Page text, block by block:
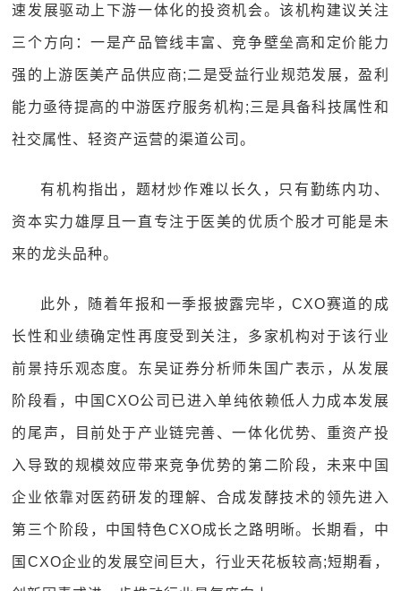
速发展驱动上下游一体化的投资机会。该机构建议关注
三个方向：一是产品管线丰富、竞争壁垒高和定价能力
强的上游医美产品供应商;二是受益行业规范发展，盈利
能力亟待提高的中游医疗服务机构;三是具备科技属性和
社交属性、轻资产运营的渠道公司。
有机构指出，题材炒作难以长久，只有勤练内功、
资本实力雄厚且一直专注于医美的优质个股才可能是未
来的龙头品种。
此外，随着年报和一季报披露完毕，CXO赛道的成
长性和业绩确定性再度受到关注，多家机构对于该行业
前景持乐观态度。东吴证券分析师朱国广表示，从发展
阶段看，中国CXO公司已进入单纯依赖低人力成本发展
的尾声，目前处于产业链完善、一体化优势、重资产投
入导致的规模效应带来竞争优势的第二阶段，未来中国
企业依靠对医药研发的理解、合成发酵技术的领先进入
第三个阶段，中国特色CXO成长之路明晰。长期看，中
国CXO企业的发展空间巨大，行业天花板较高;短期看，